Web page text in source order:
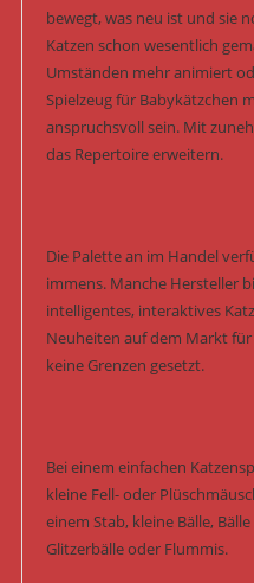
bewegt, was neu ist und sie
Katzen schon wesentlich
Umständen mehr animiert
Spielzeug für Babykätzchen
anspruchsvoll sein. Mit
das Repertoire erweitern.
Die Palette an im Handel
immens. Manche Hersteller
intelligentes, interaktives
Neuheiten auf dem Markt
keine Grenzen gesetzt.
Bei einem einfachen
kleine Fell- oder
einem Stab, kleine Bälle,
Glitzerbälle oder Flummis.